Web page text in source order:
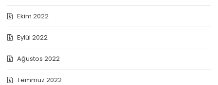
Ekim 2022
Eylül 2022
Ağustos 2022
Temmuz 2022